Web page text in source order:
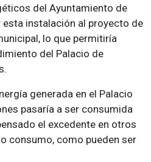
del Ayuntamiento de
instalación al proyecto de
lo que permitiría
del Palacio de
generada en el Palacio
pasaría a ser consumida
el excedente en otros
consumo, como pueden ser